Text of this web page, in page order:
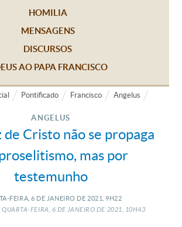
HOMILIA
MENSAGENS
DISCURSOS
AO PAPA FRANCISCO
Pontificado Francisco Angelus
ANGELUS
de Cristo não se propaga
mas por
testemunho
FEIRA, 6 DE JANEIRO DE 2021, 9H22
FEIRA, 6 DEJANEIRO DE 2021, 10H43